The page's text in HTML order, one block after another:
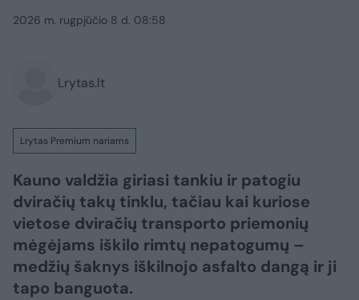
2026 m. rugpjūčio 8 d. 08:58
Lrytas.lt
Lrytas Premium nariams
Kauno valdžia giriasi tankiu ir patogiu
dviračių takų tinklu, tačiau kai kuriose
vietose dviračių transporto priemonių
mėgėjams iškilo rimtų nepatogumų –
medžių šaknys iškilnojo asfalto dangą ir ji
tapo banguota.